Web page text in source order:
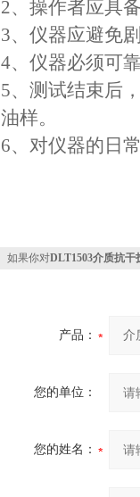
2、操作者应具
3、仪器应避免
4、仪器必须可
5、测试结束后
油样。
6、对仪器的日
如果你对DLT1503介质抗干
产品：
您的单位：
您的姓名：